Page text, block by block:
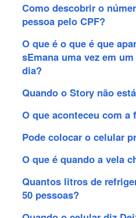
Como descobrir o
pessoa pelo CPF?
O que é o que é que
sEmana uma vez em
dia?
Quando o Story não
O que aconteceu com
Pode colocar o celular
O que é quando a vela
Quantos litros de
50 pessoas?